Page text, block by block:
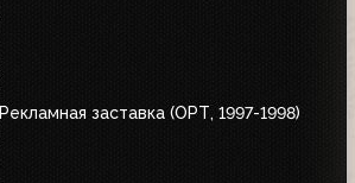
Рекламная заставка (ОРТ, 1997-1998)